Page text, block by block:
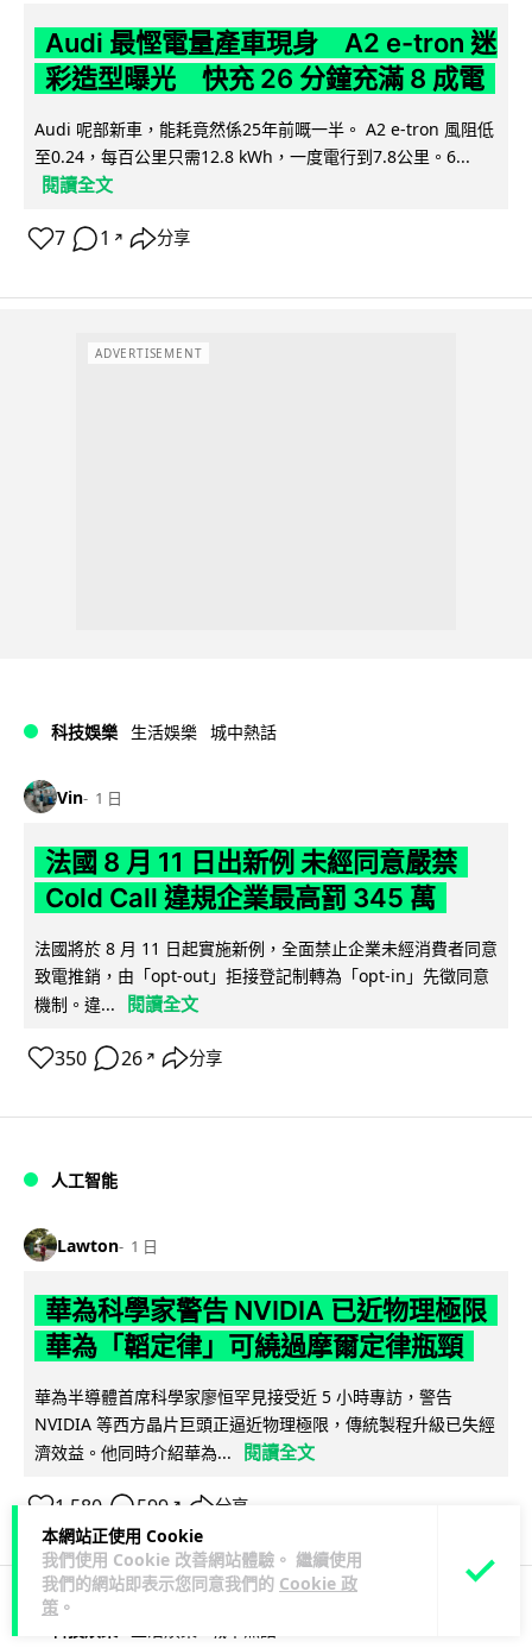
本網站正使用 Cookie
我們使用 Cookie 改善網站體驗。 繼續使用
我們的網站即表示您同意我們的 Cookie 政
策 。
Audi 最慳電量產車現身 A2 e-tron 迷
彩造型曝光 快充 26 分鐘充滿 8 成電
Audi 呢部新車，能耗竟然係25年前嘅一半。 A2 e-tron 風阻低
至0.24，每百公里只需12.8 kWh，一度電行到7.8公里。6...
閱讀全文
7 1 ↗ 分享
ADVERTISEMENT
科技娛樂 生活娛樂 城中熱話
Vin 1 日
法國 8 月 11 日出新例 未經同意嚴禁
Cold Call 違規企業最高罰 345 萬
法國將於 8 月 11 日起實施新例，全面禁止企業未經消費者同意
致電推銷，由「opt-out」拒接登記制轉為「opt-in」先徵同意
機制。違...
閱讀全文
350 26 ↗ 分享
人工智能
Lawton 1 日
華為科學家警告 NVIDIA 已近物理極限
華為「韜定律」可繞過摩爾定律瓶頸
華為半導體首席科學家廖恒罕見接受近 5 小時專訪，警告
NVIDIA 等西方晶片巨頭正逼近物理極限，傳統製程升級已失經
濟效益。他同時介紹華為...
閱讀全文
1,580 599 ↗ 分享